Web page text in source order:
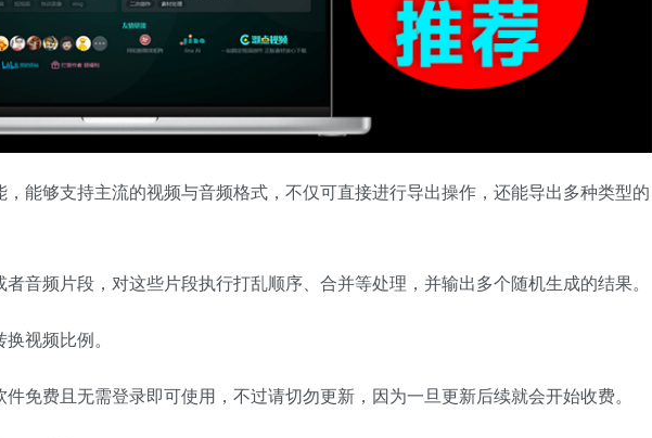
能够支持主流的视频与音频格式，不仅可直接进行导出操作，还能导出多种类型的
音频片段，对这些片段执行打乱顺序、合并等处理，并输出多个随机生成的结果。
视频比例。
免费且无需登录即可使用，不过请切勿更新，因为一旦更新后续就会开始收费。